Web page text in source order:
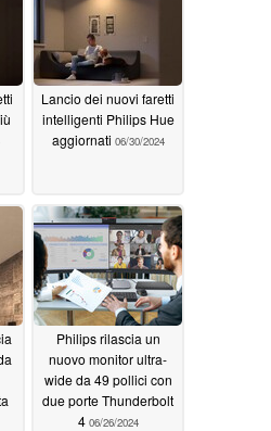
Lancio dei nuovi faretti
intelligenti Philips Hue
aggiornati 06/30/2024
Philips rilascia un
nuovo monitor ultra-
wide da 49 pollici con
due porte Thunderbolt
4 06/26/2024